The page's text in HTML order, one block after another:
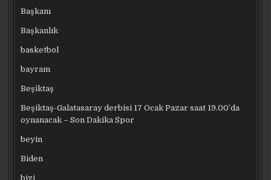
Başkanı
Başkanlık
basketbol
bayram
Beşiktaş
Beşiktaş-Galatasaray derbisi 17 Ocak Pazar saat 19.00’da
oynanacak – Son Dakika Spor
beyin
Biden
bizi